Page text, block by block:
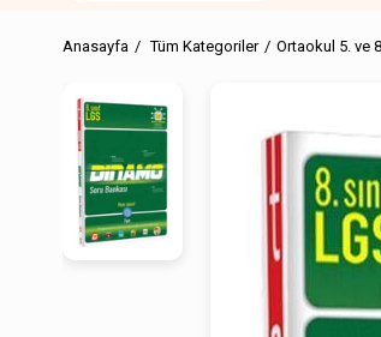
Anasayfa Tüm Kategoriler Ortaokul 5. ve